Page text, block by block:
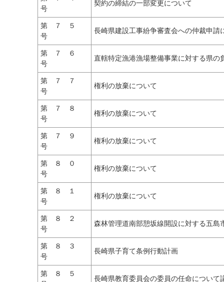
号
契約の締結の一部変更について
第 ７ ５
号
長崎県建設工事紛争審査会への仲裁申請
第 ７ ６
号
直轄特定漁港漁場整備事業に対する県の
第 ７ ７
号
権利の放棄について
第 ７ ８
号
権利の放棄について
第 ７ ９
号
権利の放棄について
第 ８ ０
号
権利の放棄について
第 ８ １
号
権利の放棄について
第 ８ ２
号
森林管理道南部憩坂線開設に対する五島
第 ８ ３
号
長崎県子育て条例行動計画
第 ８ ５
長崎県教育委員会の委員の任命について